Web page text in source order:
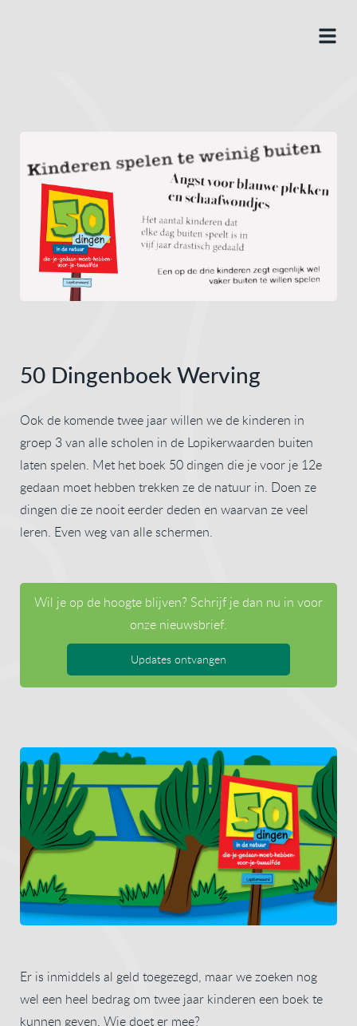
50 Dingenboek Werving
Ook de komende twee jaar willen we de kinderen in
groep 3 van alle scholen in de Lopikerwaarden buiten
laten spelen. Met het boek 50 dingen die je voor je 12e
gedaan moet hebben trekken ze de natuur in. Doen ze
dingen die ze nooit eerder deden en waarvan ze veel
leren. Even weg van alle schermen.
Wil je op de hoogte blijven? Schrijf je dan nu in voor
onze nieuwsbrief.
Updates ontvangen
Er is inmiddels al geld toegezegd, maar we zoeken nog
wel een heel bedrag om twee jaar kinderen een boek te
kunnen geven. Wie doet er mee?